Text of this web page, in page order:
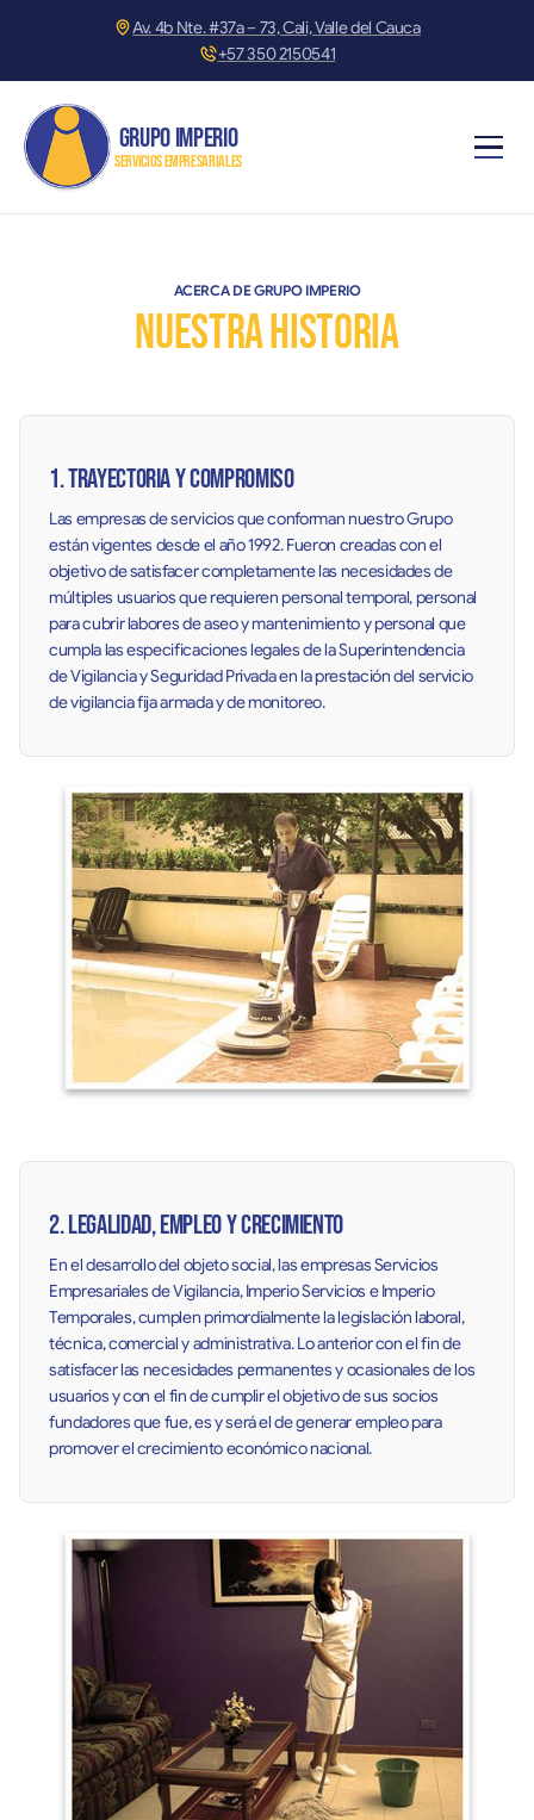
Av. 4b Nte. #37a – 73, Cali, Valle del Cauca
+57 350 2150541
GRUPO IMPERIO
servicios empresariales
ACERCA DE GRUPO IMPERIO
Nuestra historia
1. Trayectoria y compromiso
Las empresas de servicios que conforman nuestro Grupo
están vigentes desde el año 1992. Fueron creadas con el
objetivo de satisfacer completamente las necesidades de
múltiples usuarios que requieren personal temporal, personal
para cubrir labores de aseo y mantenimiento y personal que
cumpla las especificaciones legales de la Superintendencia
de Vigilancia y Seguridad Privada en la prestación del servicio
de vigilancia fija armada y de monitoreo.
2. Legalidad, empleo y crecimiento
En el desarrollo del objeto social, las empresas Servicios
Empresariales de Vigilancia, Imperio Servicios e Imperio
Temporales, cumplen primordialmente la legislación laboral,
técnica, comercial y administrativa. Lo anterior con el fin de
satisfacer las necesidades permanentes y ocasionales de los
usuarios y con el fin de cumplir el objetivo de sus socios
fundadores que fue, es y será el de generar empleo para
promover el crecimiento económico nacional.